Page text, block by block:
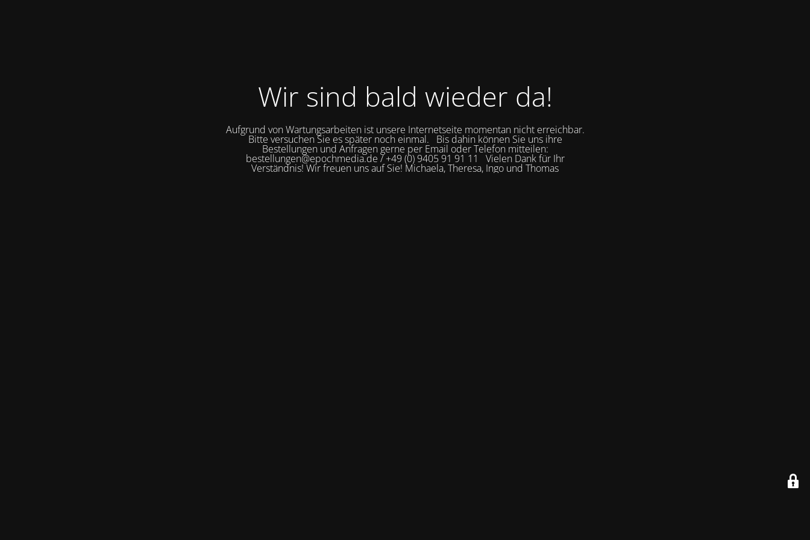
Wir sind bald wieder da!
Aufgrund von Wartungsarbeiten ist unsere Internetseite momentan nicht erreichbar.
Bitte versuchen Sie es später noch einmal. Bis dahin können Sie uns ihre
Bestellungen und Anfragen gerne per Email oder Telefon mitteilen:
bestellungen@epochmedia.de / +49 (0) 9405 91 91 11 Vielen Dank für Ihr
Verständnis! Wir freuen uns auf Sie! Michaela, Theresa, Ingo und Thomas